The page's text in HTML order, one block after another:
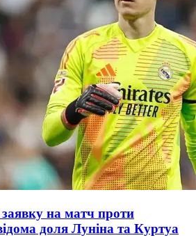
на матч проти
доля Луніна та Куртуа